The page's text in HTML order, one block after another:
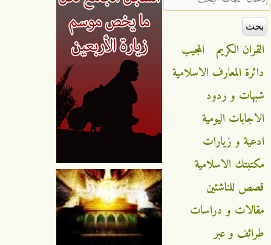
القران الكريم
المجيب
دائرة المعارف الاسلامية
شبهات و ردود
الاجابات اليومية
ادعية و زيارات
مكتبتك الاسلامية
قصص للناشئين
مقالات و دراسات
طرائف و عبر